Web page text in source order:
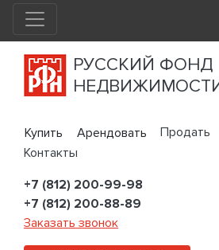
РУССКИЙ ФОНД
Купить Арендовать Продать
Контакты
+7 (812) 200-99-98
+7 (812) 200-88-89
Заказать звонок